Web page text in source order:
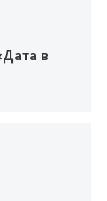
в